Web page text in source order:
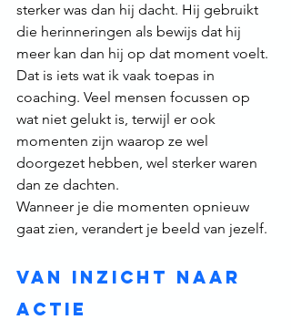
sterker was dan hij dacht. Hij gebruikt
die herinneringen als bewijs dat hij
meer kan dan hij op dat moment voelt.
Dat is iets wat ik vaak toepas in
coaching. Veel mensen focussen op
wat niet gelukt is, terwijl er ook
momenten zijn waarop ze wel
doorgezet hebben, wel sterker waren
dan ze dachten.
Wanneer je die momenten opnieuw
gaat zien, verandert je beeld van jezelf.
Van inzicht naar
actie